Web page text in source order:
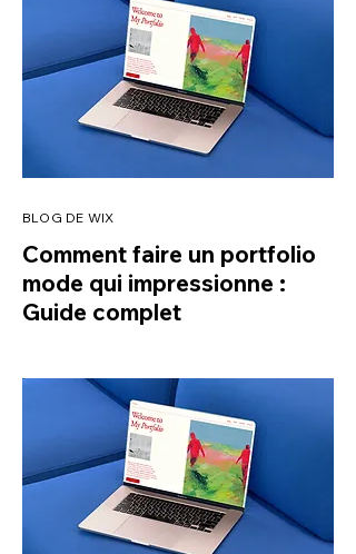
BLOG DE WIX
Comment faire un portfolio
mode qui impressionne :
Guide complet